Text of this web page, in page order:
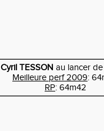
Cyril TESSON au lancer
Meilleure perf 2009:
RP: 64m42